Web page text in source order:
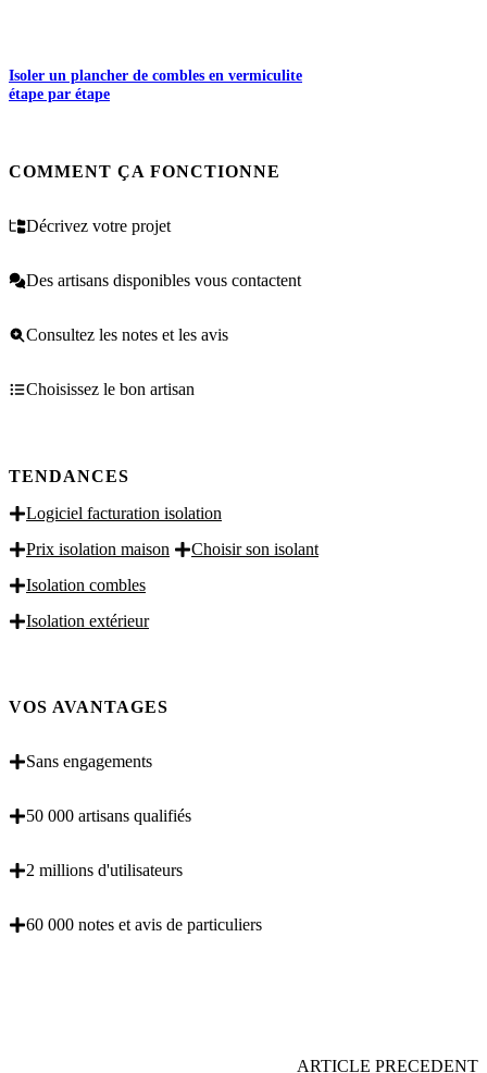
Isoler un plancher de combles en vermiculite
étape par étape
COMMENT ÇA FONCTIONNE
Décrivez votre projet
Des artisans disponibles vous contactent
Consultez les notes et les avis
Choisissez le bon artisan
TENDANCES
Logiciel facturation isolation
Prix isolation maison
Choisir son isolant
Isolation combles
Isolation extérieur
VOS AVANTAGES
Sans engagements
50 000 artisans qualifiés
2 millions d'utilisateurs
60 000 notes et avis de particuliers
ARTICLE PRECEDENT